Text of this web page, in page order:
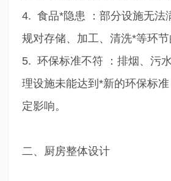
4. 食品*隐患 ：部分设施无法
规对存储、加工、清洗*等环节
5. 环保标准不符 ：排烟、污
理设施未能达到*新的环保标
定影响。
二、厨房整体设计